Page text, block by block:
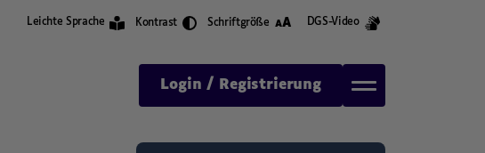
Leichte Sprache Kontrast Schriftgröße AA DGS-Video
Login / Registrierung ,